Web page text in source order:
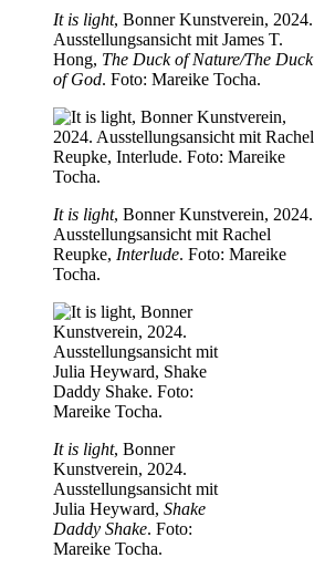
It is light, Bonner Kunstverein, 2024.
Ausstellungsansicht mit James T.
Hong, The Duck of Nature/The Duck
of God. Foto: Mareike Tocha.
It is light, Bonner Kunstverein, 2024.
Ausstellungsansicht mit Rachel
Reupke, Interlude. Foto: Mareike
Tocha.
It is light, Bonner
Kunstverein, 2024.
Ausstellungsansicht mit
Julia Heyward, Shake
Daddy Shake. Foto:
Mareike Tocha.